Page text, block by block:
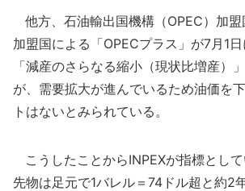
他方、石油輸出国機構（OPEC）加
加盟国による「OPECプラス」が7月1日
「減産のさらなる縮小（現状比増産）
が、需要拡大が進んでいるため油価を
トはないとみられている。
こうしたことからINPEXが指標とし
先物は足元で1バレル＝74ドル超と約2